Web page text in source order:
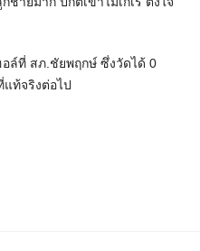
ล์ที่ สภ.ชัยพฤกษ์ ซึ่งวัดได้ 0
แท้จริงต่อไป